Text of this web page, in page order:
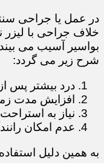
در عمل یا جراحی
خلاف جراحی با لیزر
بواسیر آسیب می
شرح زیر می گردد:
درد بیشتر پس
افزایش مدت
نیاز به
عدم امکان
​​​​​​​به همین دلیل